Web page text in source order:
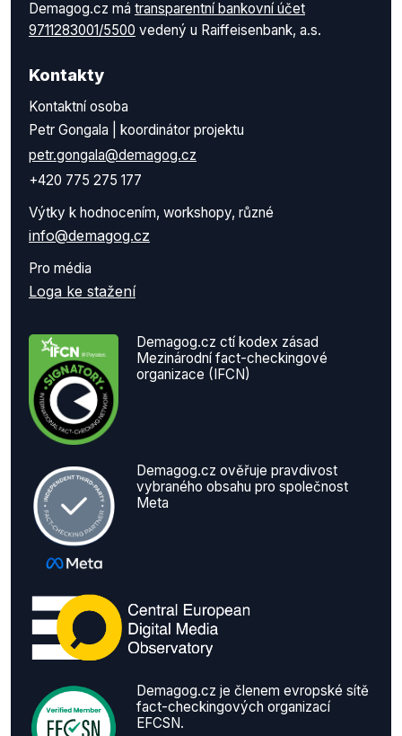
Demagog.cz má transparentní bankovní účet
9711283001/5500 vedený u Raiffeisenbank, a.s.
Kontakty
Kontaktní osoba
Petr Gongala | koordinátor projektu
petr.gongala@demagog.cz
+420 775 275 177
Výtky k hodnocením, workshopy, různé
info@demagog.cz
Pro média
Loga ke stažení
Demagog.cz ctí kodex zásad
Mezinárodní fact-checkingové
organizace (IFCN)
Demagog.cz ověřuje pravdivost
vybraného obsahu pro společnost
Meta
Demagog.cz je členem evropské sítě
fact-checkingových organizací
EFCSN.